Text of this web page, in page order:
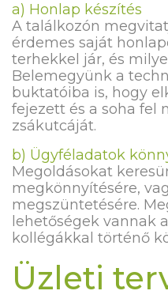
a) Honlap készítés
A találkozón
érdemes saját
terhekkel jár, és
Belemegyünk a
buktatóiba is, hogy
fejezett és a soha fel
zsákutcáját.
b) Ügyféladatok
Megoldásokat
megkönnyítésére,
megszüntetésére.
lehetőségek vannak
kollégákkal történő
Üzleti